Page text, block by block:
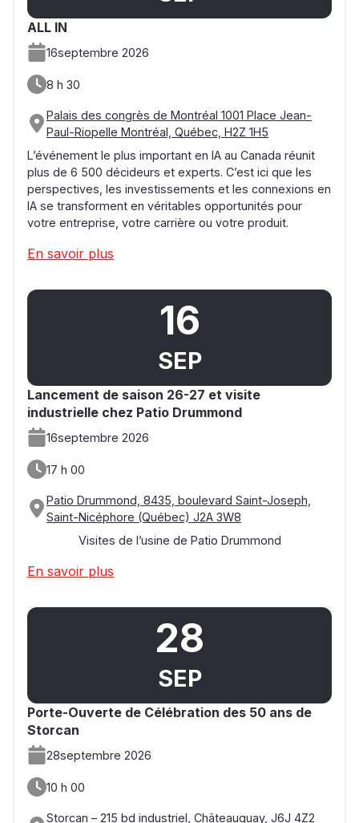
ALL IN
16septembre 2026
8 h 30
Palais des congrès de Montréal 1001 Place Jean-
Paul-Riopelle Montréal, Québec, H2Z 1H5
L’événement le plus important en IA au Canada réunit
plus de 6 500 décideurs et experts. C’est ici que les
perspectives, les investissements et les connexions en
IA se transforment en véritables opportunités pour
votre entreprise, votre carrière ou votre produit.
En savoir plus
16
SEP
Lancement de saison 26-27 et visite
industrielle chez Patio Drummond
16septembre 2026
17 h 00
Patio Drummond, 8435, boulevard Saint-Joseph,
Saint-Nicéphore (Québec) J2A 3W8
Visites de l’usine de Patio Drummond
En savoir plus
28
SEP
Porte-Ouverte de Célébration des 50 ans de
Storcan
28septembre 2026
10 h 00
Storcan – 215 bd industriel, Châteauguay, J6J 4Z2